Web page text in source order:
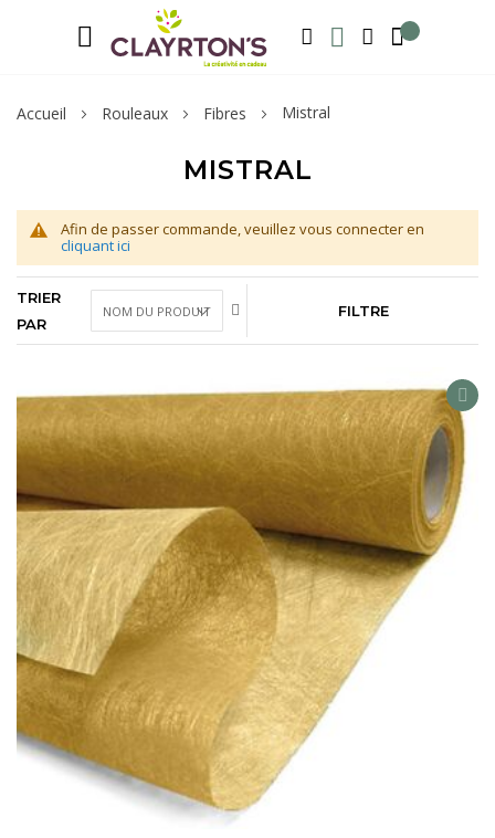
RECHERCHER MA LISTE D'ENVIE MON COMPTE
Accueil Rouleaux Fibres Mistral
MISTRAL
Afin de passer commande, veuillez vous connecter en
cliquant ici
TRIER
PAR
FILTRE
ADD
TO
LIST